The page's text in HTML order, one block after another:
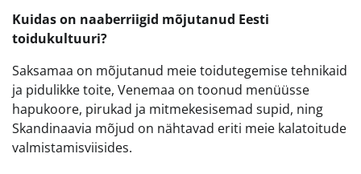
Kuidas on naaberriigid mõjutanud Eesti
toidukultuuri?
Saksamaa on mõjutanud meie toidutegemise tehnikaid
ja pidulikke toite, Venemaa on toonud menüüsse
hapukoore, pirukad ja mitmekesisemad supid, ning
Skandinaavia mõjud on nähtavad eriti meie kalatoitude
valmistamisviisides.